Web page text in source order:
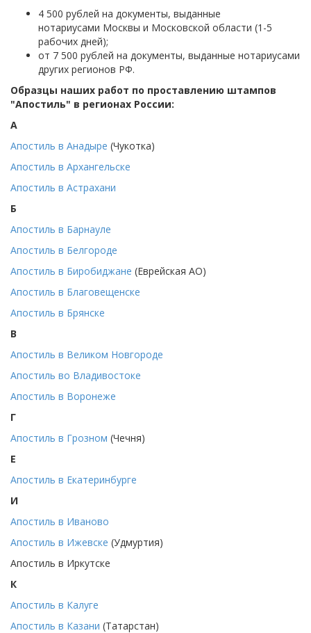
4 500 рублей на документы, выданные
нотариусами Москвы и Московской области (1-5
рабочих дней);
от 7 500 рублей на документы, выданные нотариусами
других регионов РФ.
Образцы наших работ по проставлению штампов
"Апостиль" в регионах России:
А
Апостиль в Анадыре (Чукотка)
Апостиль в Архангельске
Апостиль в Астрахани
Б
Апостиль в Барнауле
Апостиль в Белгороде
Апостиль в Биробиджане (Еврейская АО)
Апостиль в Благовещенске
Апостиль в Брянске
В
Апостиль в Великом Новгороде
Апостиль во Владивостоке
Апостиль в Воронеже
Г
Апостиль в Грозном (Чечня)
Е
Апостиль в Екатеринбурге
И
Апостиль в Иваново
Апостиль в Ижевске (Удмуртия)
Апостиль в Иркутске
К
Апостиль в Калуге
Апостиль в Казани (Татарстан)